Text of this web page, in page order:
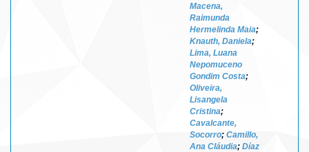
Macena,
Raimunda
Hermelinda Maia;
Knauth, Daniela;
Lima, Luana
Nepomuceno
Gondim Costa;
Oliveira,
Lisangela
Cristina;
Cavalcante,
Socorro; Camillo,
Ana Cláudia; Díaz